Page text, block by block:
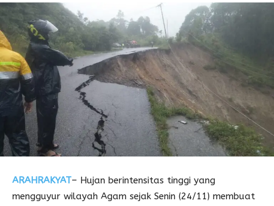
ARAHRAKYAT– Hujan berintensitas tinggi yang
mengguyur wilayah Agam sejak Senin (24/11) membuat